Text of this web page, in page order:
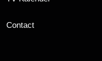
Contact